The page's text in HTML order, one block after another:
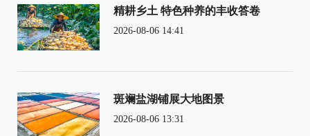
精耕乡土 特色种养的丰收答卷
2026-08-06 14:41
斑斓盐湖铺展大地图景
2026-08-06 13:31